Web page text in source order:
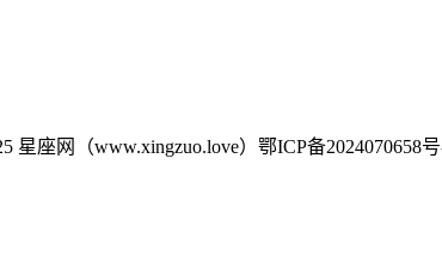
星座网（www.xingzuo.love） 鄂ICP备2024070658